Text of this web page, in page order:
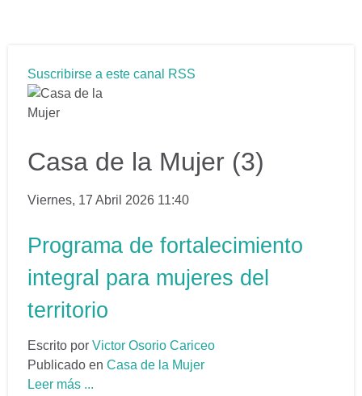
Suscribirse a este canal RSS
Casa de la Mujer (3)
Viernes, 17 Abril 2026 11:40
Programa de fortalecimiento
integral para mujeres del
territorio
Escrito por Victor Osorio Cariceo
Publicado en Casa de la Mujer
Leer más ...